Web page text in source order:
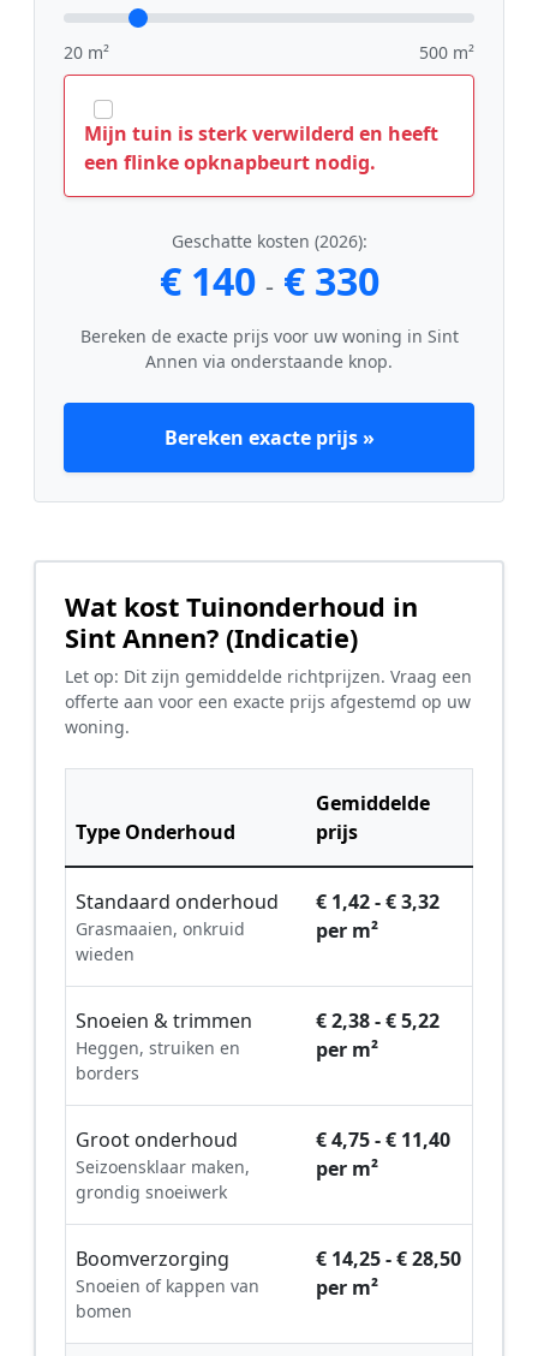
20 m² 500 m²
Mijn tuin is sterk verwilderd en heeft
een flinke opknapbeurt nodig.
Geschatte kosten (2026):
€ 140 - € 330
Bereken de exacte prijs voor uw woning in Sint
Annen via onderstaande knop.
Bereken exacte prijs »
Wat kost Tuinonderhoud in
Sint Annen? (Indicatie)
Let op: Dit zijn gemiddelde richtprijzen. Vraag een
offerte aan voor een exacte prijs afgestemd op uw
woning.
Type Onderhoud
Gemiddelde
prijs
Standaard onderhoud
Grasmaaien, onkruid
wieden
€ 1,42 - € 3,32
per m²
Snoeien & trimmen
Heggen, struiken en
borders
€ 2,38 - € 5,22
per m²
Groot onderhoud
Seizoensklaar maken,
grondig snoeiwerk
€ 4,75 - € 11,40
per m²
Boomverzorging
Snoeien of kappen van
bomen
€ 14,25 - € 28,50
per m²